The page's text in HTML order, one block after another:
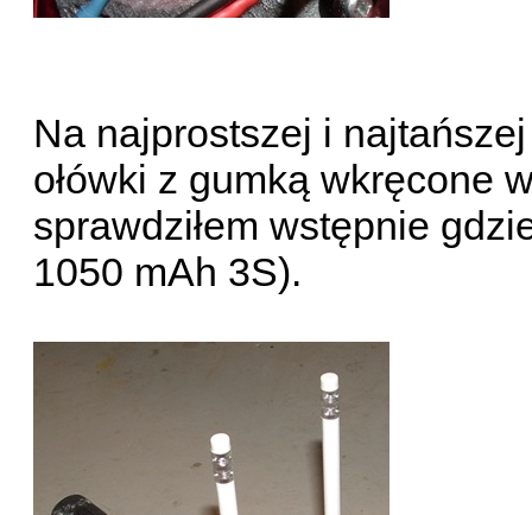
Na najprostszej i
ołówki z gumką wkręcone
sprawdziłem wstępnie
1050 mAh 3S).